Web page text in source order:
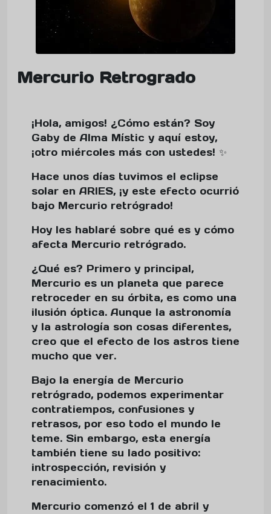
Mercurio Retrogrado
¡Hola, amigos! ¿Cómo están? Soy
Gaby de Alma Místic y aquí estoy,
¡otro miércoles más con ustedes! ✨
Hace unos días tuvimos el eclipse
solar en ARIES, ¡y este efecto ocurrió
bajo Mercurio retrógrado!
Hoy les hablaré sobre qué es y cómo
afecta Mercurio retrógrado.
¿Qué es? Primero y principal,
Mercurio es un planeta que parece
retroceder en su órbita, es como una
ilusión óptica. Aunque la astronomía
y la astrología son cosas diferentes,
creo que el efecto de los astros tiene
mucho que ver.
Bajo la energía de Mercurio
retrógrado, podemos experimentar
contratiempos, confusiones y
retrasos, por eso todo el mundo le
teme. Sin embargo, esta energía
también tiene su lado positivo:
introspección, revisión y
renacimiento.
Mercurio comenzó el 1 de abril y